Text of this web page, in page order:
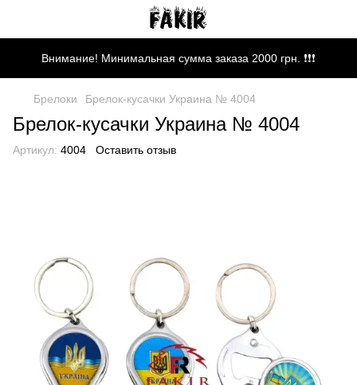
Внимание! Минимальная сумма заказа 2000 грн. ❗❗❗
Брелоки Брелок-кусачки Украина № 4004
Брелок-кусачки Украина № 4004
Артикул: 4004 Оставить отзыв